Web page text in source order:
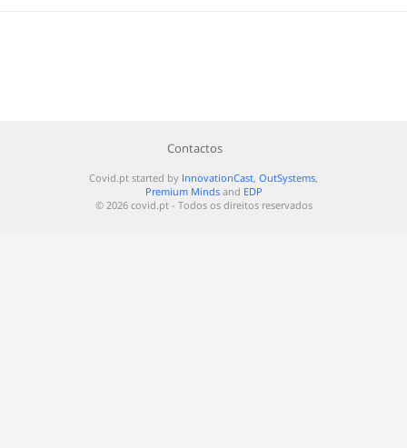
Contactos
Covid.pt started by InnovationCast, OutSystems,
Premium Mindsand EDP
© 2026 covid.pt - Todos os direitos reservados